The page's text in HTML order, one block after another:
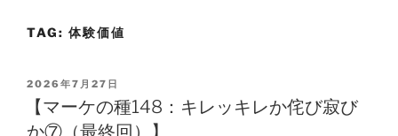
TAG: 体験価値
2026年7月27日
【マーケの種148：キレッキレか侘び寂び
か⑦（最終回）】